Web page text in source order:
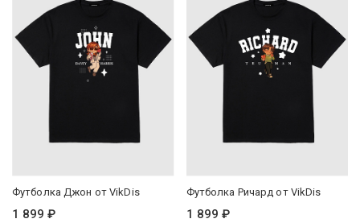
Футболка Джон от VikDis
1 899 ₽
Футболка Ричард от VikDis
1 899 ₽